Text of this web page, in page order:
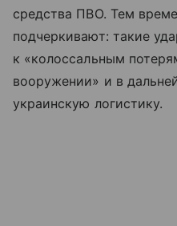
средства ПВО. Тем
подчеркивают: такие
к «колоссальным
вооружении» и в
украинскую логистику.